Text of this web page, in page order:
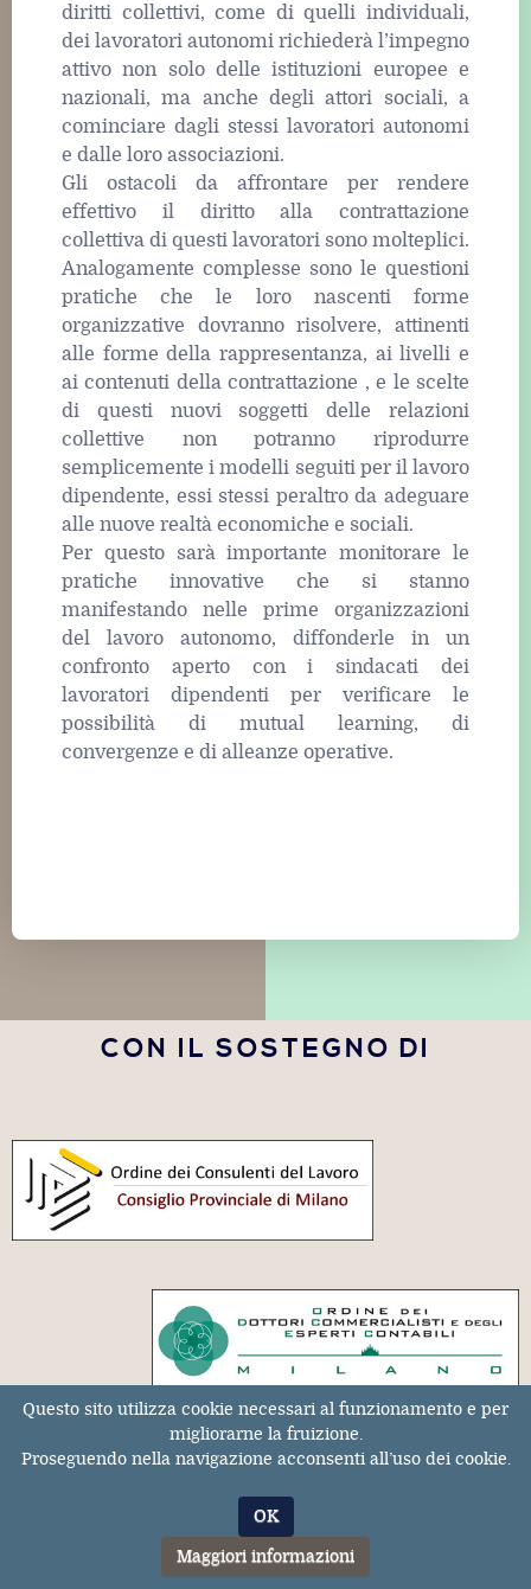
diritti collettivi, come di quelli individuali,
dei lavoratori autonomi richiederà l’impegno
attivo non solo delle istituzioni europee e
nazionali, ma anche degli attori sociali, a
cominciare dagli stessi lavoratori autonomi
e dalle loro associazioni.
Gli ostacoli da affrontare per rendere
effettivo il diritto alla contrattazione
collettiva di questi lavoratori sono molteplici.
Analogamente complesse sono le questioni
pratiche che le loro nascenti forme
organizzative dovranno risolvere, attinenti
alle forme della rappresentanza, ai livelli e
ai contenuti della contrattazione , e le scelte
di questi nuovi soggetti delle relazioni
collettive non potranno riprodurre
semplicemente i modelli seguiti per il lavoro
dipendente, essi stessi peraltro da adeguare
alle nuove realtà economiche e sociali.
Per questo sarà importante monitorare le
pratiche innovative che si stanno
manifestando nelle prime organizzazioni
del lavoro autonomo, diffonderle in un
confronto aperto con i sindacati dei
lavoratori dipendenti per verificare le
possibilità di mutual learning, di
convergenze e di alleanze operative.
CON IL SOSTEGNO DI
Archivio rivista|Dottrina|Sentenze|
Informativa privacy
Iscriviti alla Newsletter
Questo sito utilizza cookie necessari al funzionamento e per
migliorarne la fruizione.
Proseguendo nella navigazione acconsenti all’uso dei cookie.
OK
Maggiori informazioni